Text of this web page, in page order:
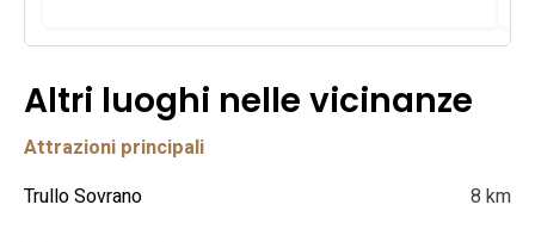
Altri luoghi nelle vicinanze
Attrazioni principali
Trullo Sovrano
8 km